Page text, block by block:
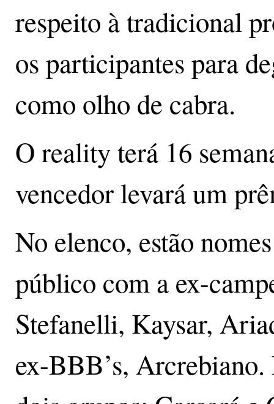
respeito à tradicional
os participantes para
como olho de cabra.
O reality terá 16
vencedor levará um
No elenco, estão
público com a ex-
Stefanelli, Kaysar,
ex-BBB’s,